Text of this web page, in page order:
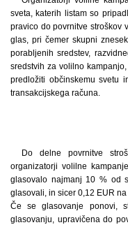
sveta, katerih listam so
pravico do povrnitve stroškov
glas, pri čemer skupni
porabljenih sredstev,
sredstvih za volilno
predložiti občinskemu svetu
transakcijskega računa.
Do delne povrnitve
organizatorji volilne
glasovalo najmanj 10 % od
glasovali, in sicer 0,12 EUR
Če se glasovanje ponovi,
glasovanju, upravičena do